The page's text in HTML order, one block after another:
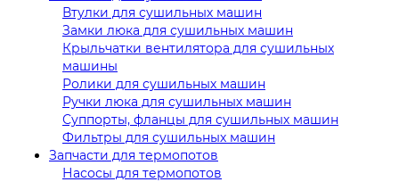
Втулки для сушильных машин
Замки люка для сушильных машин
Крыльчатки вентилятора для сушильных
машины
Ролики для сушильных машин
Ручки люка для сушильных машин
Суппорты, фланцы для сушильных машин
Фильтры для сушильных машин
Запчасти для термопотов
Насосы для термопотов